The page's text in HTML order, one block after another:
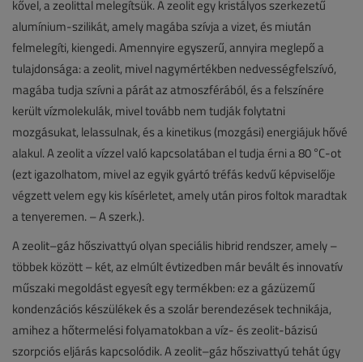
kővel, a zeolittal melegítsük. A zeolit egy kristályos szerkezetű
alumínium-szilikát, amely magába szívja a vizet, és miután
felmelegíti, kiengedi. Amennyire egyszerű, annyira meglepő a
tulajdonsága: a zeolit, mivel nagymértékben nedvességfelszívó,
magába tudja szívni a párát az atmoszférából, és a felszínére
került vízmolekulák, mivel tovább nem tudják folytatni
mozgásukat, lelassulnak, és a kinetikus (mozgási) energiájuk hővé
alakul. A zeolit a vízzel való kapcsolatában el tudja érni a 80 °C-ot
(ezt igazolhatom, mivel az egyik gyártó tréfás kedvű képviselője
végzett velem egy kis kísérletet, amely után piros foltok maradtak
a tenyeremen. – A szerk.).
A zeolit–gáz hőszivattyú olyan speciális hibrid rendszer, amely –
többek között – két, az elmúlt évtizedben már bevált és innovatív
műszaki megoldást egyesít egy termékben: ez a gázüzemű
kondenzációs készülékek és a szolár berendezések technikája,
amihez a hőtermelési folyamatokban a víz- és zeolit-bázisú
szorpciós eljárás kapcsolódik. A zeolit–gáz hőszivattyú tehát úgy